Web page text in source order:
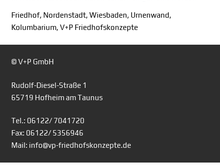
Friedhof, Nordenstadt, Wiesbaden, Urnenwand,
Kolumbarium, V+P Friedhofskonzepte
© V+P GmbH
Rudolf-Diesel-Straße 1
65719 Hofheim am Taunus
Tel.: 06122/ 7041720
Fax: 06122/ 5356946
Mail: info@vp-friedhofskonzepte.de